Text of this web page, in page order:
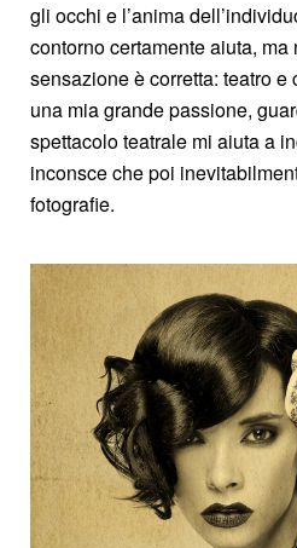
gli occhi e l’anima
contorno certamente aiuta, ma
sensazione è corretta: teatro
una mia grande passione,
spettacolo teatrale mi aiuta a
inconsce che poi
fotografie.